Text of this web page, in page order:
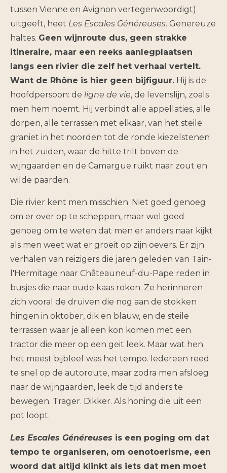
tussen Vienne en Avignon vertegenwoordigt)
uitgeeft, heet Les Escales Généreuses. Genereuze
haltes. Geen wijnroute dus, geen strakke
itineraire, maar een reeks aanlegplaatsen
langs een rivier die zelf het verhaal vertelt.
Want de Rhône is hier geen bijfiguur. Hij is de
hoofdpersoon: de ligne de vie, de levenslijn, zoals
men hem noemt. Hij verbindt alle appellaties, alle
dorpen, alle terrassen met elkaar, van het steile
graniet in het noorden tot de ronde kiezelstenen
in het zuiden, waar de hitte trilt boven de
wijngaarden en de Camargue ruikt naar zout en
wilde paarden.
Die rivier kent men misschien. Niet goed genoeg
om er over op te scheppen, maar wel goed
genoeg om te weten dat men er anders naar kijkt
als men weet wat er groeit op zijn oevers. Er zijn
verhalen van reizigers die jaren geleden van Tain-
l'Hermitage naar Châteauneuf-du-Pape reden in
busjes die naar oude kaas roken. Ze herinneren
zich vooral de druiven die nog aan de stokken
hingen in oktober, dik en blauw, en de steile
terrassen waar je alleen kon komen met een
tractor die meer op een geit leek. Maar wat hen
het meest bijbleef was het tempo. Iedereen reed
te snel op de autoroute, maar zodra men afsloeg
naar de wijngaarden, leek de tijd anders te
bewegen. Trager. Dikker. Als honing die uit een
pot loopt.
Les Escales Généreuses is een poging om dat
tempo te organiseren, om oenotoerisme, een
woord dat altijd klinkt als iets dat men moet